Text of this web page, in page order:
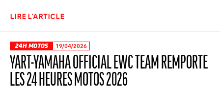
LIRE L'ARTICLE
24H MOTOS 19/04/2026
YART-YAMAHA OFFICIAL EWC TEAM REMPORTE
LES 24 HEURES MOTOS 2026